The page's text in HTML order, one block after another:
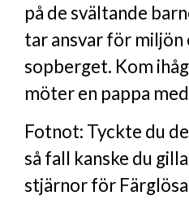
på de svältande
tar ansvar för miljön
sopberget. Kom
möter en pappa
Fotnot: Tyckte du
så fall kanske du
stjärnor för